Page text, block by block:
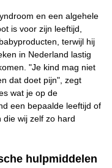
en een algehele
is voor zijn leeftijd,
terwijl hij
in Nederland lastig
"Je kind mag niet
dat doet pijn", zegt
wat je op de
een bepaalde leeftijd of
die wij zelf zo hard
hulpmiddelen